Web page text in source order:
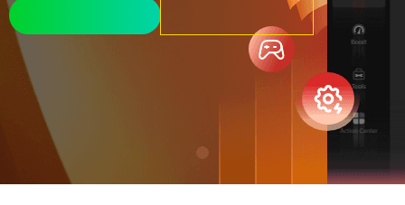
Sklep
Biuro prasowe
Pomoc